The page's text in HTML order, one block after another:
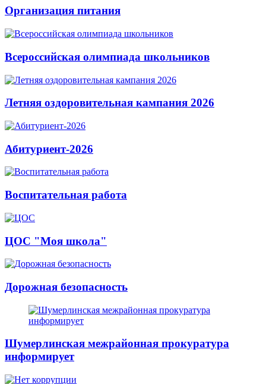
Организация питания
Всероссийская олимпиада школьников
Летняя оздоровительная кампания 2026
Абитуриент-2026
Воспитательная работа
ЦОС "Моя школа"
Дорожная безопасность
Шумерлинская межрайонная прокуратура
информирует